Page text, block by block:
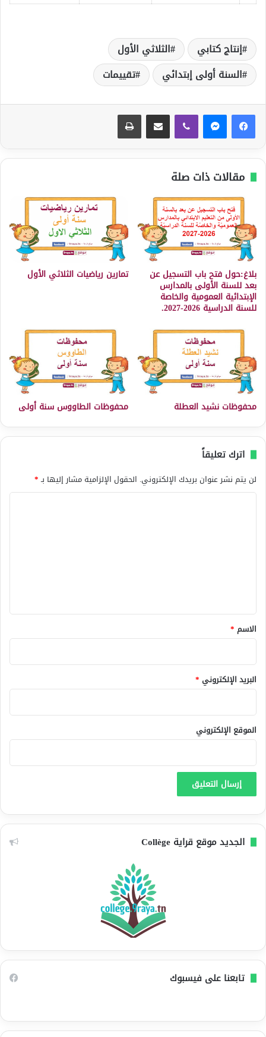
إنتاج كتابي
الثلاثي الأول
السنة أولى إبتدائي
تقييمات
مقالات ذات صلة
بلاغ:حول فتح باب التسجيل عن
بعد للسنة الأولى بالمدارس
الإبتدائية العمومية والخاصة
للسنة الدراسية 2026-2027.
تمارين رياضيات الثلاثي الأول
محفوظات نشيد العطلة محفوظات الطاووس سنة أولى
اترك تعليقاً
لن يتم نشر عنوان بريدك الإلكتروني. الحقول الإلزامية مشار إليها بـ*
*
الاسم *
البريد الإلكتروني *
الموقع الإلكتروني
الجديد موقع قراية Collège
تابعنا على فيسبوك